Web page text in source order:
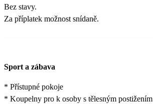
Bez stavy.
Za příplatek možnost snídaně.
Sport a zábava
* Přístupné pokoje
* Koupelny pro k osoby s tělesným postižením